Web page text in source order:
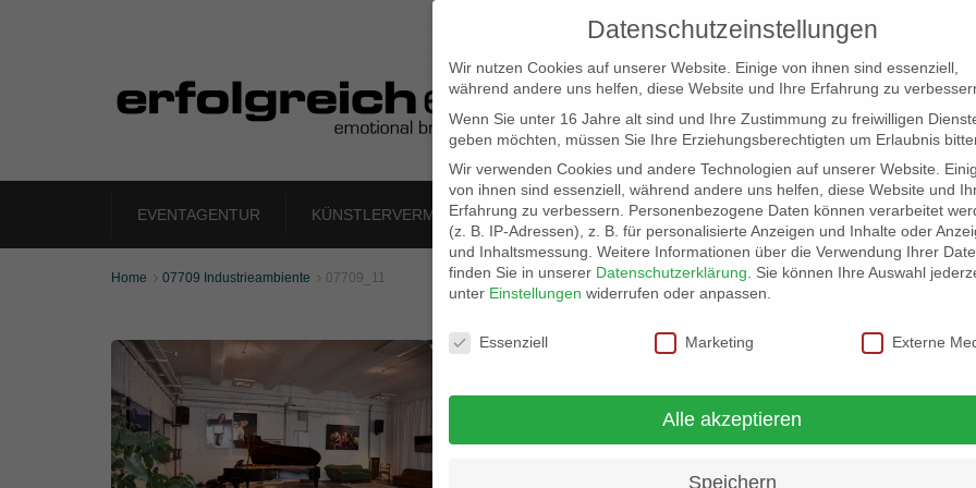
EVENTAGENTUR KÜNSTLERVERMITTLUNG LOCATION SCOUT ELB-LOCATION: PANORAMA
Home  07709 Industrieambiente  07709_11
Datenschutzeinstellungen
Wir nutzen Cookies auf unserer Website. Einige von ihnen sind essenziell,
während andere uns helfen, diese Website und Ihre Erfahrung zu
Wenn Sie unter 16 Jahre alt sind und Ihre Zustimmung zu freiwilligen
geben möchten, müssen Sie Ihre Erziehungsberechtigten um Erlaubnis
Wir verwenden Cookies und andere Technologien auf unserer Website.
von ihnen sind essenziell, während andere uns helfen, diese Website und
Erfahrung zu verbessern.
Personenbezogene Daten können verarbeitet
(z. B. IP-Adressen), z. B. für personalisierte Anzeigen und Inhalte oder
und Inhaltsmessung. Weitere Informationen über die Verwendung Ihrer
finden Sie in unserer Datenschutzerklärung
Sie können Ihre Auswahl
unter Einstellungen widerrufen oder anpassen.
Datenschutzeinstellungen
Essenziell Marketing Externe
Alle akzeptieren
Speichern